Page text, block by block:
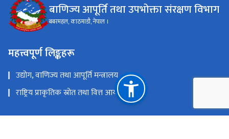
बाणिज्य आपूर्ति तथा उपभोक्ता संरक्षण विभाग​
बबरमहल, काठमाडौ, नेपाल ।​
महत्त्वपूर्ण लिङ्कहरू
उद्योग, वाणिज्य तथा आपूर्ति मन्त्रालय
राष्ट्रिय प्राकृतिक स्रोत तथा वित्त आयोग